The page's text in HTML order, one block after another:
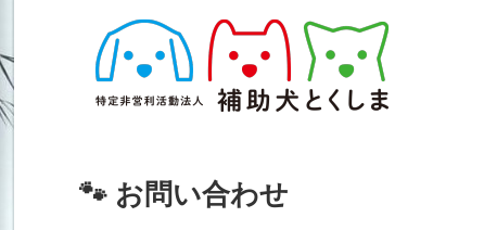
🐾 お問い合わせ